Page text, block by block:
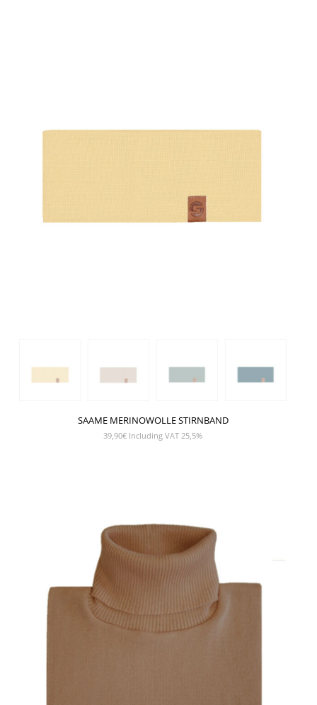
SAAME MERINOWOLLE STIRNBAND
39,90€ Including VAT 25,5%